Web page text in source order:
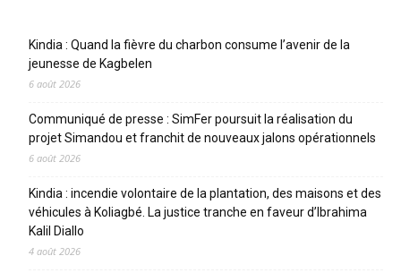
Kindia : Quand la fièvre du charbon consume l’avenir de la
jeunesse de Kagbelen
6 août 2026
Communiqué de presse : SimFer poursuit la réalisation du
projet Simandou et franchit de nouveaux jalons opérationnels
6 août 2026
Kindia : incendie volontaire de la plantation, des maisons et des
véhicules à Koliagbé. La justice tranche en faveur d’Ibrahima
Kalil Diallo
4 août 2026